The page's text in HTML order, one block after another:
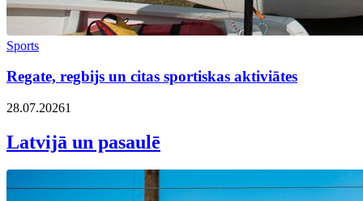
Sports
Regate, regbijs un citas sportiskas aktiviātes
28.07.20261
Latvijā un pasaulē